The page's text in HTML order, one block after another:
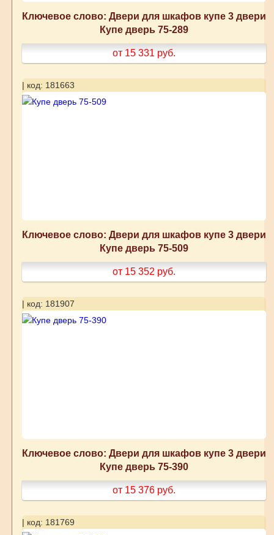
Ключевое слово: Двери для шкафов купе 3 двери
Купе дверь 75-289
от 15 331 руб.
| код: 181663
Ключевое слово: Двери для шкафов купе 3 двери
Купе дверь 75-509
от 15 352 руб.
| код: 181907
Ключевое слово: Двери для шкафов купе 3 двери
Купе дверь 75-390
от 15 376 руб.
| код: 181769